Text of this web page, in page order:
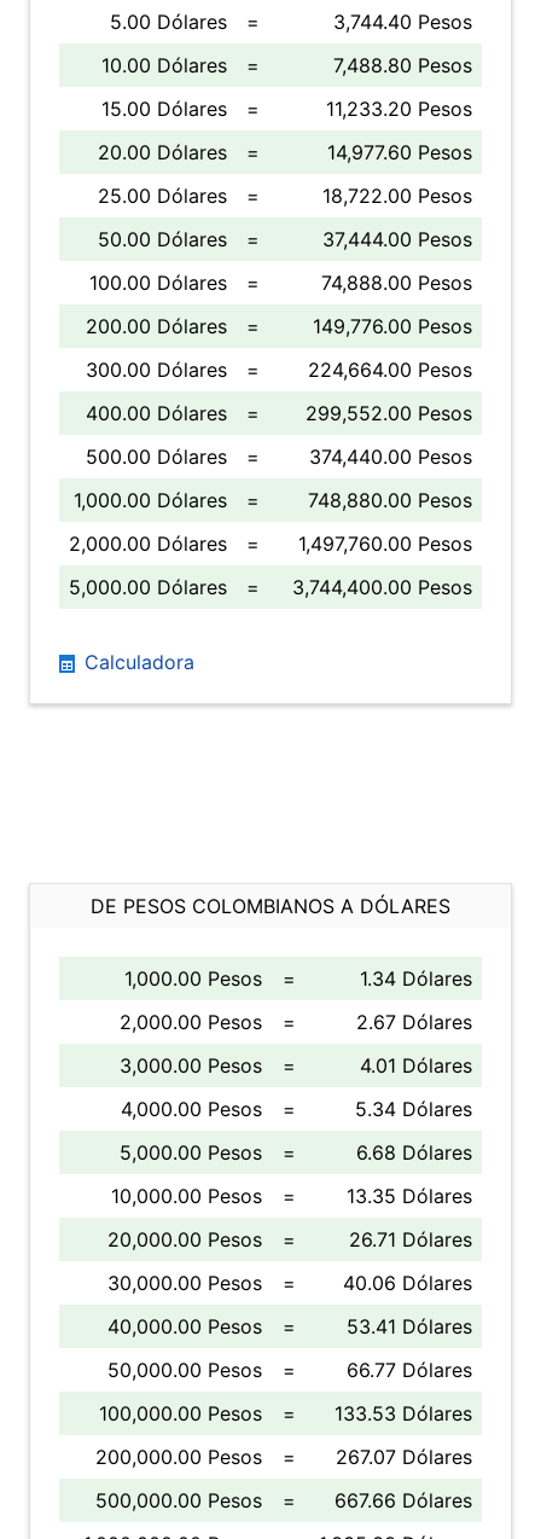
5.00 Dólares
=
3,744.40 Pesos
10.00 Dólares
=
7,488.80 Pesos
15.00 Dólares
=
11,233.20 Pesos
20.00 Dólares
=
14,977.60 Pesos
25.00 Dólares
=
18,722.00 Pesos
50.00 Dólares
=
37,444.00 Pesos
100.00 Dólares
=
74,888.00 Pesos
200.00 Dólares
=
149,776.00 Pesos
300.00 Dólares
=
224,664.00 Pesos
400.00 Dólares
=
299,552.00 Pesos
500.00 Dólares
=
374,440.00 Pesos
1,000.00 Dólares
=
748,880.00 Pesos
2,000.00 Dólares
=
1,497,760.00 Pesos
5,000.00 Dólares
= 3,744,400.00 Pesos
Calculadora
DE PESOS COLOMBIANOS A DÓLARES
1,000.00 Pesos =
1.34 Dólares
2,000.00 Pesos
=
2.67 Dólares
3,000.00 Pesos
=
4.01 Dólares
4,000.00 Pesos
=
5.34 Dólares
5,000.00 Pesos
=
6.68 Dólares
10,000.00 Pesos
=
13.35 Dólares
20,000.00 Pesos
=
26.71 Dólares
30,000.00 Pesos
=
40.06 Dólares
40,000.00 Pesos
=
53.41 Dólares
50,000.00 Pesos
=
66.77 Dólares
100,000.00 Pesos
=
133.53 Dólares
200,000.00 Pesos
=
267.07 Dólares
500,000.00 Pesos
=
667.66 Dólares